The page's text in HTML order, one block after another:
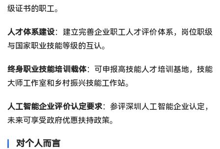
级证书的职工。
人才体系建设：建立完善企业职工人才评价体系，岗位职级
与国家职业技能等级的互认。
终身职业技能培训载体：可申报高技能人才培训基地，技能
大师工作室和乡村振兴技能工作站。
人工智能企业评价认定要求：参评深圳人工智能企业认定，
未来可享受政府优惠扶持政策。
对个人而言